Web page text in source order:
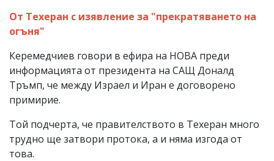
От Техеран с изявление за "прекратяването на
огъня"
Керемедчиев говори в ефира на НОВА преди
информацията от президента на САЩ Доналд
Тръмп, че между Израел и Иран е договорено
примирие.
Той подчерта, че правителството в Техеран много
трудно ще затвори протока, а и няма изгода от
това.